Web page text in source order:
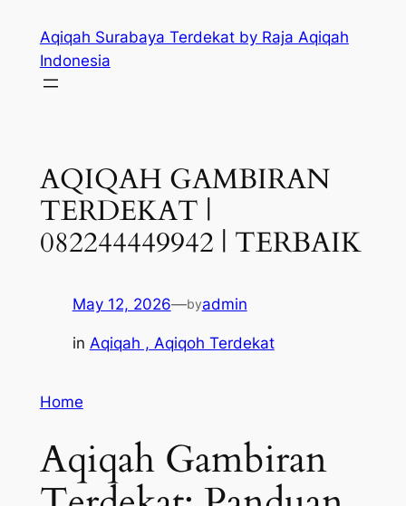
content
Aqiqah Surabaya Terdekat by Raja Aqiqah
Indonesia
AQIQAH GAMBIRAN
TERDEKAT |
082244449942 | TERBAIK
May 12, 2026—byadmin
in Aqiqah , Aqiqoh Terdekat
Home
Aqiqah Gambiran